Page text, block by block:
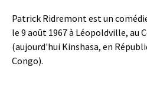
Patrick Ridremont est un
le 9 août 1967 à Léopoldville, au
(aujourd'hui Kinshasa, en
Congo).